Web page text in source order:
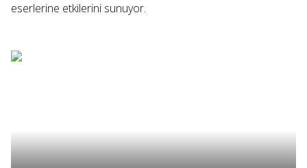
eserlerine etkilerini sunuyor.